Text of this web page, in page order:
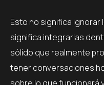
Esto no significa
significa integrarlas
sólido que realmente
tener conversaciones